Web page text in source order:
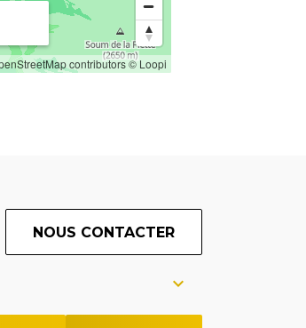
contributors© Loopi
NOUS CONTACTER